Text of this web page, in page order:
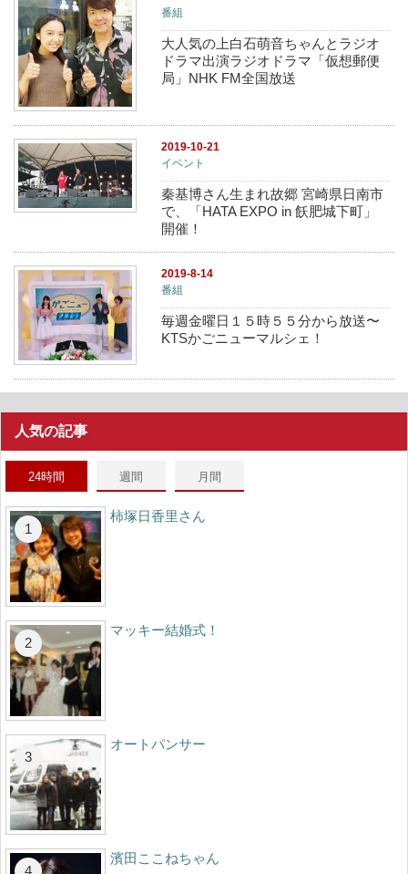
番組
大人気の上白石萌音ちゃんとラジオ
ドラマ出演ラジオドラマ「仮想郵便
局」NHK FM全国放送
2019-10-21
イベント
秦基博さん生まれ故郷 宮崎県日南市
で、「HATA EXPO in 飫肥城下町」
開催！
2019-8-14
番組
毎週金曜日１５時５５分から放送〜
KTSかごニューマルシェ！
人気の記事
24時間 週間 月間
柿塚日香里さん
マッキー結婚式！
オートパンサー
濱田ここねちゃん